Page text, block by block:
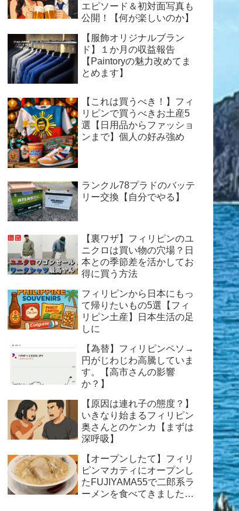
エピソード＆初対面写真も
公開！【何が楽しいのか】
【服飾オリジナルブラン
ド】１か月の収益報告
【Paintoryの魅力改めてま
とめます】
【これは買うべき！】フィ
リピンで買うべきお土産5
選【日用品からファッショ
ンまで】個人の好み強め
ランクル78プラドのバッテ
リー交換【自分でやる】
【裏ワザ】フィリピンのユ
ニクロは買い物の穴場？日
本との季節差を活かしてお
得に買う方法
フィリピンから日本にもっ
て帰りたいもの5選【フィ
リピン土産】日本生活の足
しに
【為替】フィリピンペソ→
円がじわじわ高騰していま
す。【高市さんの影響
か？】
【原因は連れ子の態度？】
いきなり始まるフィリピン
奥さんとのケンカ【まずは
深呼吸】
【オープンしたて】フィリ
ピンマカティにオープンし
たFUJIYAMA55で二郎系ラ
ーメンを食べてきました